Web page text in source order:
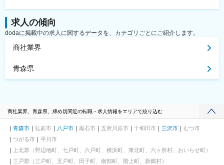
求人の傾向
dodaに掲載中の求人に関するデータを、カテゴリごとにご紹介します。
商社業界
青森県
商社業界、青森県、締め切間近の転職・求人情報をエリアで絞り込む
青森市 弘前市 八戸市 黒石市 五所川原市 十和田市 三沢市
むつ市
つがる市
平川市
上北郡（野辺地町、七戸町、六戸町、横浜町、東北町、六ヶ所村、おいらせ町）
三戸郡（三戸町、五戸町、田子町、南部町、階上町、新郷村）